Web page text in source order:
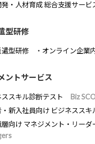
・人材育成 総合支援サービ
型研修
型研修 オンライン企業
ントサービス
ススキル診断テスト
Biz
・新入社員向け ビジネススキ
向け マネジメント・リーダ